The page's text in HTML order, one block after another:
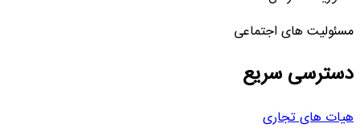
مسئولیت های اجتماعی
دسترسی سریع
هیات های تجاری